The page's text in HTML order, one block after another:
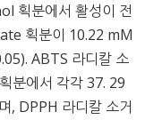
획분에서 활성이 전
획분이 10.22 mM
ABTS 라디칼 소
분에서 각각 37. 29
, DPPH 라디칼 소거